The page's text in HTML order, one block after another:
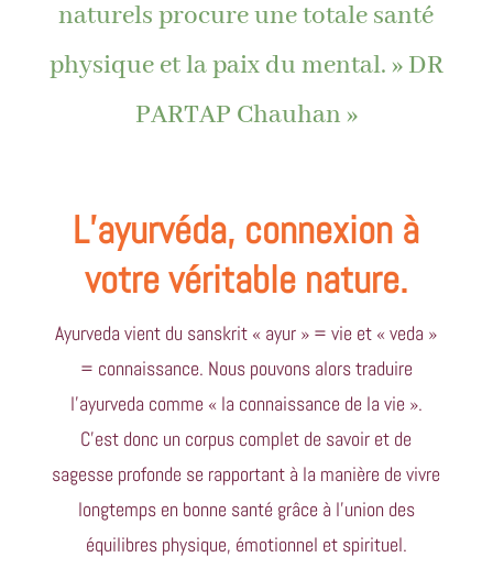
naturels procure une totale santé
physique et la paix du mental. » DR
PARTAP Chauhan »
L’ayurvéda, connexion à
votre véritable nature.
Ayurveda vient du sanskrit « ayur » = vie et « veda »
= connaissance. Nous pouvons alors traduire
l’ayurveda comme « la connaissance de la vie ».
C’est donc un corpus complet de savoir et de
sagesse profonde se rapportant à la manière de vivre
longtemps en bonne santé grâce à l’union des
équilibres physique, émotionnel et spirituel.